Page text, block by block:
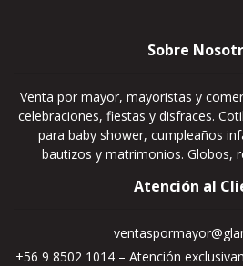
Sobre
Venta por mayor, mayoristas y
celebraciones, fiestas y disfraces.
para baby shower, cumpleaños
bautizos y matrimonios. Globos,
Atención al
+56 9 8502 1014 – Atención